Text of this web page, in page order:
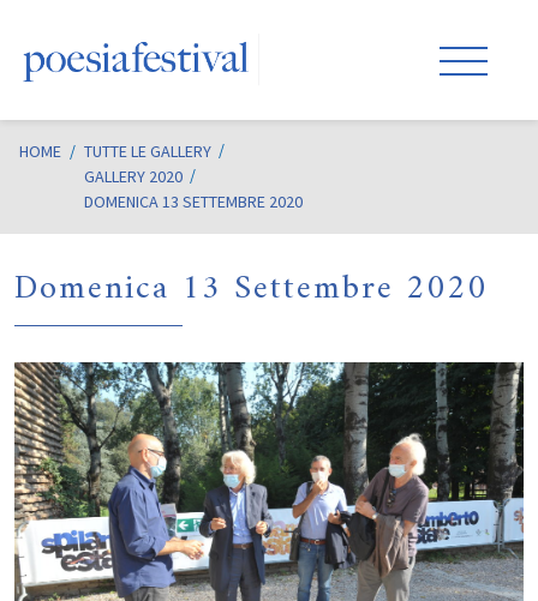
HOME / TUTTE LE GALLERY
GALLERY 2020
DOMENICA 13 SETTEMBRE 2020
Domenica 13 Settembre 2020